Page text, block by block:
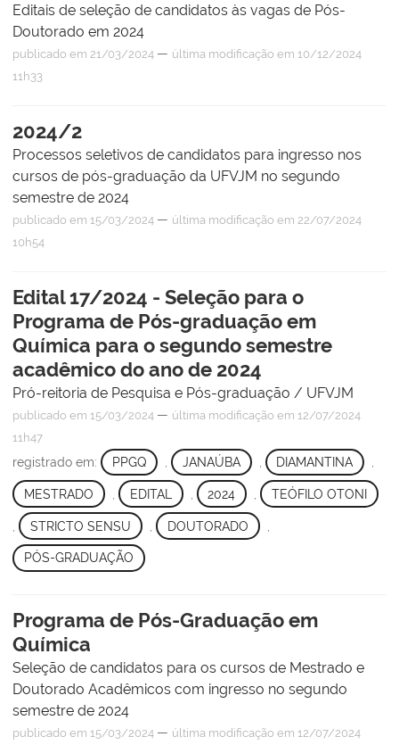
Editais de seleção de candidatos às vagas de Pós-
Doutorado em 2024
publicado em 21/03/2024 — última modificação em 10/12/2024
11h33
2024/2
Processos seletivos de candidatos para ingresso nos
cursos de pós-graduação da UFVJM no segundo
semestre de 2024
publicado em 15/03/2024 — última modificação em 22/07/2024
10h54
Edital 17/2024 - Seleção para o
Programa de Pós-graduação em
Química para o segundo semestre
acadêmico do ano de 2024
Pró-reitoria de Pesquisa e Pós-graduação / UFVJM
publicado em 15/03/2024 — última modificação em 12/07/2024
11h47
registrado em: PPGQ JANAÚBA DIAMANTINA
MESTRADO EDITAL 2024 , TEÓFILO OTONI
STRICTO SENSU DOUTORADO
PÓS-GRADUAÇÃO
Programa de Pós-Graduação em
Química
Seleção de candidatos para os cursos de Mestrado e
Doutorado Acadêmicos com ingresso no segundo
semestre de 2024
publicado em 15/03/2024 — última modificação em 12/07/2024